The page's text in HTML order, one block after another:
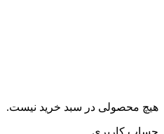
هیچ محصولی در سبد خرید نیست.
حساب کاربری